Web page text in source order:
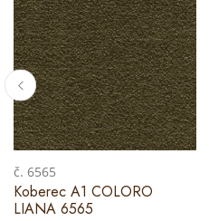
č. 6565
Koberec A1 COLORO
LIANA 6565